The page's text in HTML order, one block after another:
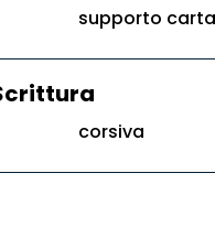
supporto
corsiva